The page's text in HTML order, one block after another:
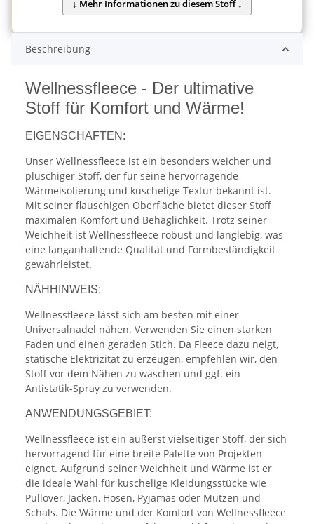
Beschreibung
Wellnessfleece - Der ultimative
Stoff für Komfort und Wärme!
EIGENSCHAFTEN:
Unser Wellnessfleece ist ein besonders weicher und
plüschiger Stoff, der für seine hervorragende
Wärmeisolierung und kuschelige Textur bekannt ist.
Mit seiner flauschigen Oberfläche bietet dieser Stoff
maximalen Komfort und Behaglichkeit. Trotz seiner
Weichheit ist Wellnessfleece robust und langlebig, was
eine langanhaltende Qualität und Formbeständigkeit
gewährleistet.
NÄHHINWEIS:
Wellnessfleece lässt sich am besten mit einer
Universalnadel nähen. Verwenden Sie einen starken
Faden und einen geraden Stich. Da Fleece dazu neigt,
statische Elektrizität zu erzeugen, empfehlen wir, den
Stoff vor dem Nähen zu waschen und ggf. ein
Antistatik-Spray zu verwenden.
ANWENDUNGSGEBIET:
Wellnessfleece ist ein äußerst vielseitiger Stoff, der sich
hervorragend für eine breite Palette von Projekten
eignet. Aufgrund seiner Weichheit und Wärme ist er
die ideale Wahl für kuschelige Kleidungsstücke wie
Pullover, Jacken, Hosen, Pyjamas oder Mützen und
Schals. Die Wärme und der Komfort von Wellnessfleece